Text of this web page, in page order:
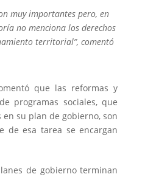
muy importantes pero, en
no menciona los derechos
territorial”, comentó
que las reformas y
programas sociales, que
su plan de gobierno, son
de esa tarea se encargan
de gobierno terminan